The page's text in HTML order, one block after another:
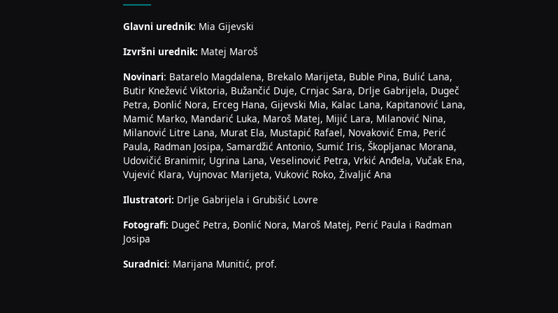
Glavni urednik: Mia Gijevski
Izvršni urednik: Matej Maroš
Novinari: Batarelo Magdalena, Brekalo Marijeta, Buble Pina, Bulić Lana,
Butir Knežević Viktoria, Bužančić Duje, Crnjac Sara, Drlje Gabrijela, Dugeč
Petra, Đonlić Nora, Erceg Hana, Gijevski Mia, Kalac Lana, Kapitanović Lana,
Mamić Marko, Mandarić Luka, Maroš Matej, Mijić Lara, Milanović Nina,
Milanović Litre Lana, Murat Ela, Mustapić Rafael, Novaković Ema, Perić
Paula, Radman Josipa, Samardžić Antonio, Sumić Iris, Škopljanac Morana,
Udovičić Branimir, Ugrina Lana, Veselinović Petra, Vrkić Anđela, Vučak Ena,
Vujević Klara, Vujnovac Marijeta, Vuković Roko, Živaljić Ana
Ilustratori: Drlje Gabrijela i Grubišić Lovre
Fotografi: Dugeč Petra, Đonlić Nora, Maroš Matej, Perić Paula i Radman
Josipa
Suradnici: Marijana Munitić, prof.